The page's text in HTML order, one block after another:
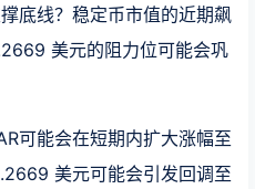
底线？稳定币市值的近期飙
美元的阻力位可能会巩
可能会在短期内扩大涨幅至
美元可能会引发回调至